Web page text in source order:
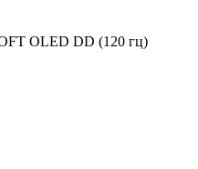
OLED DD (120 гц)